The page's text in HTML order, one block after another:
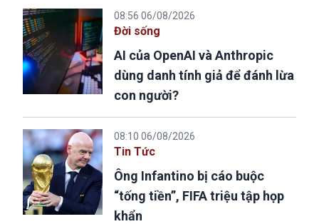
08:56 06/08/2026
Đời sống
AI của OpenAI và Anthropic
dùng danh tính giả để đánh lừa
con người?
08:10 06/08/2026
Tin Tức
Ông Infantino bị cáo buộc
“tống tiền”, FIFA triệu tập họp
khẩn